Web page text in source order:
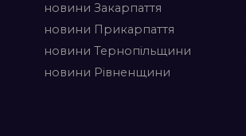
новини Закарпаття
новини Прикарпаття
новини Тернопільщини
новини Рівненщини